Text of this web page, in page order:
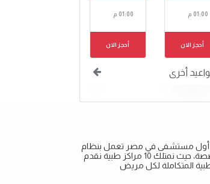
01:00 م
أحجز الان
01:00 م
أحجز الان
أخرى
مستشفى في مصر تعمل بنظام
المراكز الطبية المتخصصة، حيث نمتلك 10 مراكز طبية نقدم
المتكاملة لكل مريض